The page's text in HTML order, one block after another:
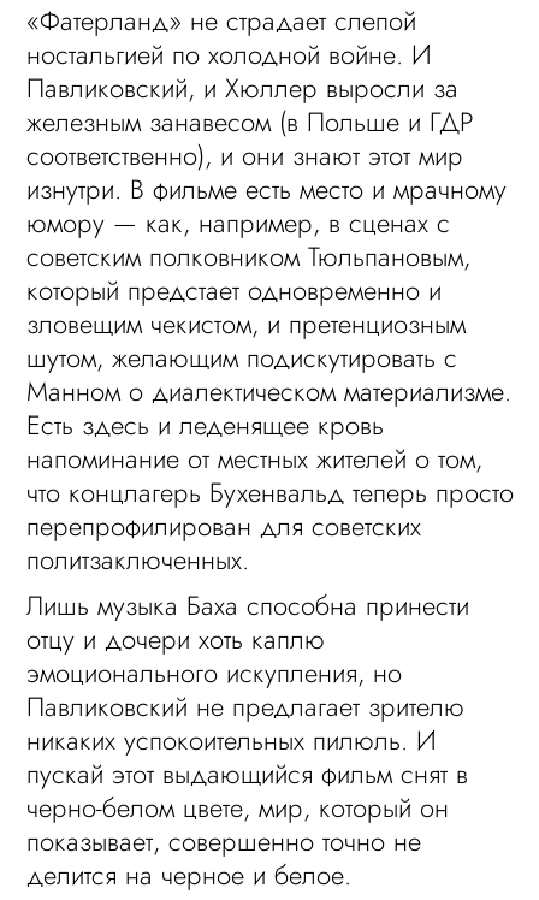
«Фатерланд» не страдает слепой
ностальгией по холодной войне. И
Павликовский, и Хюллер выросли за
железным занавесом (в Польше и ГДР
соответственно), и они знают этот мир
изнутри. В фильме есть место и мрачному
юмору — как, например, в сценах с
советским полковником Тюльпановым,
который предстает одновременно и
зловещим чекистом, и претенциозным
шутом, желающим подискутировать с
Манном о диалектическом материализме.
Есть здесь и леденящее кровь
напоминание от местных жителей о том,
что концлагерь Бухенвальд теперь просто
перепрофилирован для советских
политзаключенных.
Лишь музыка Баха способна принести
отцу и дочери хоть каплю
эмоционального искупления, но
Павликовский не предлагает зрителю
никаких успокоительных пилюль. И
пускай этот выдающийся фильм снят в
черно-белом цвете, мир, который он
показывает, совершенно точно не
делится на черное и белое.